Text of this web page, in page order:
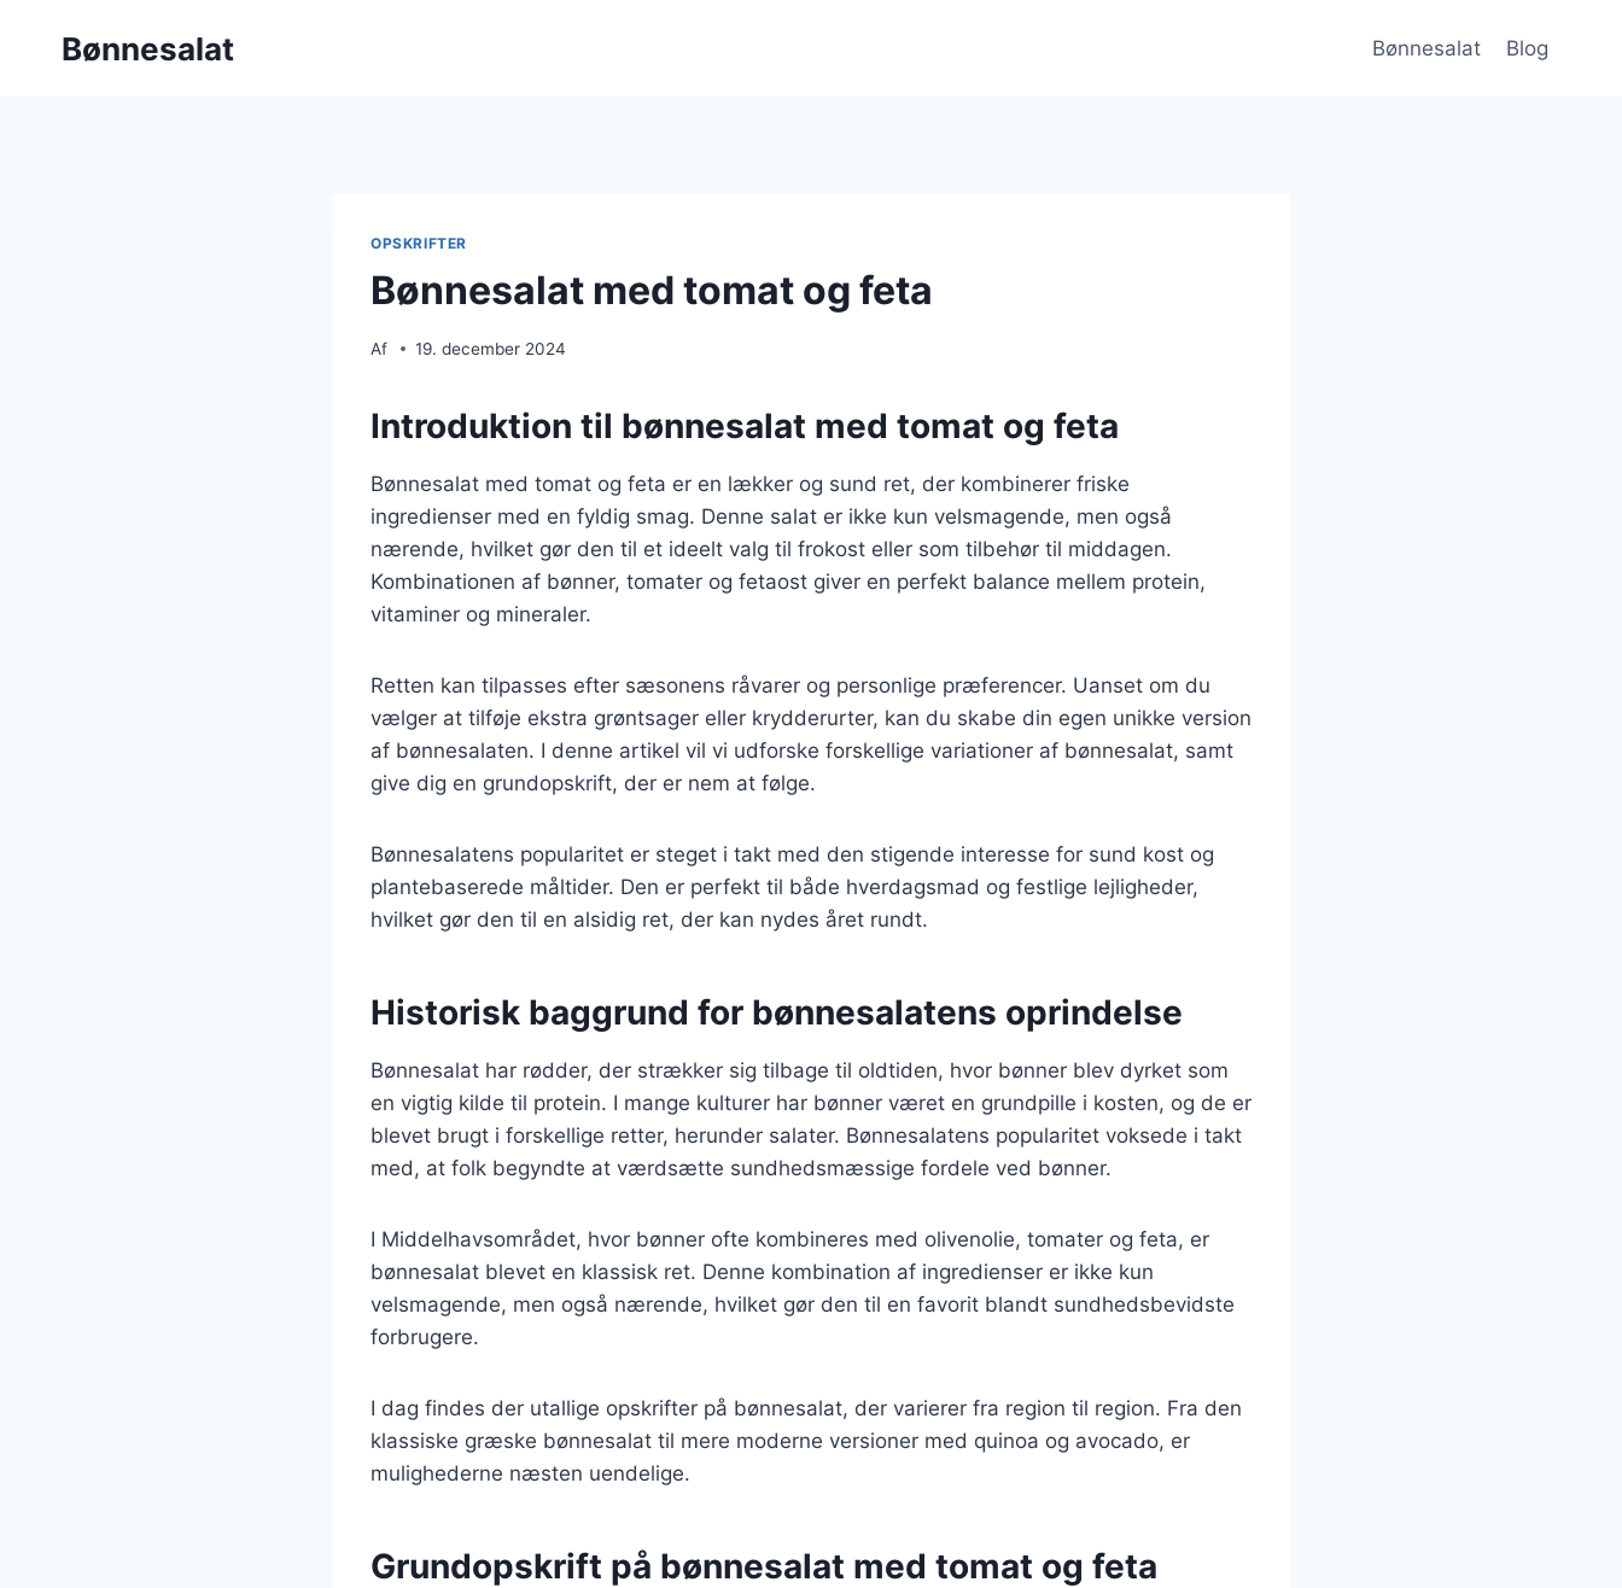
Bønnesalat Bønnesalat Blog
OPSKRIFTER
Bønnesalat med tomat og feta
Af 19. december 2024
Introduktion til bønnesalat med tomat og feta
Bønnesalat med tomat og feta er en lækker og sund ret, der kombinerer friske
ingredienser med en fyldig smag. Denne salat er ikke kun velsmagende, men også
nærende, hvilket gør den til et ideelt valg til frokost eller som tilbehør til middagen.
Kombinationen af bønner, tomater og fetaost giver en perfekt balance mellem protein,
vitaminer og mineraler.
Retten kan tilpasses efter sæsonens råvarer og personlige præferencer. Uanset om du
vælger at tilføje ekstra grøntsager eller krydderurter, kan du skabe din egen unikke version
af bønnesalaten. I denne artikel vil vi udforske forskellige variationer af bønnesalat, samt
give dig en grundopskrift, der er nem at følge.
Bønnesalatens popularitet er steget i takt med den stigende interesse for sund kost og
plantebaserede måltider. Den er perfekt til både hverdagsmad og festlige lejligheder,
hvilket gør den til en alsidig ret, der kan nydes året rundt.
Historisk baggrund for bønnesalatens oprindelse
Bønnesalat har rødder, der strækker sig tilbage til oldtiden, hvor bønner blev dyrket som
en vigtig kilde til protein. I mange kulturer har bønner været en grundpille i kosten, og de er
blevet brugt i forskellige retter, herunder salater. Bønnesalatens popularitet voksede i takt
med, at folk begyndte at værdsætte sundhedsmæssige fordele ved bønner.
I Middelhavsområdet, hvor bønner ofte kombineres med olivenolie, tomater og feta, er
bønnesalat blevet en klassisk ret. Denne kombination af ingredienser er ikke kun
velsmagende, men også nærende, hvilket gør den til en favorit blandt sundhedsbevidste
forbrugere.
I dag findes der utallige opskrifter på bønnesalat, der varierer fra region til region. Fra den
klassiske græske bønnesalat til mere moderne versioner med quinoa og avocado, er
mulighederne næsten uendelige.
Grundopskrift på bønnesalat med tomat og feta